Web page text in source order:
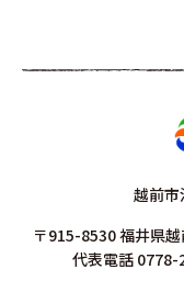
越前
〒915-8530 福井県
代表電話